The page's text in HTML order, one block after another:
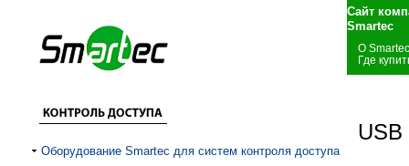
Сайт
Smartec
О Smartec
Где
Оборудование Smartec для систем контроля доступа
USB